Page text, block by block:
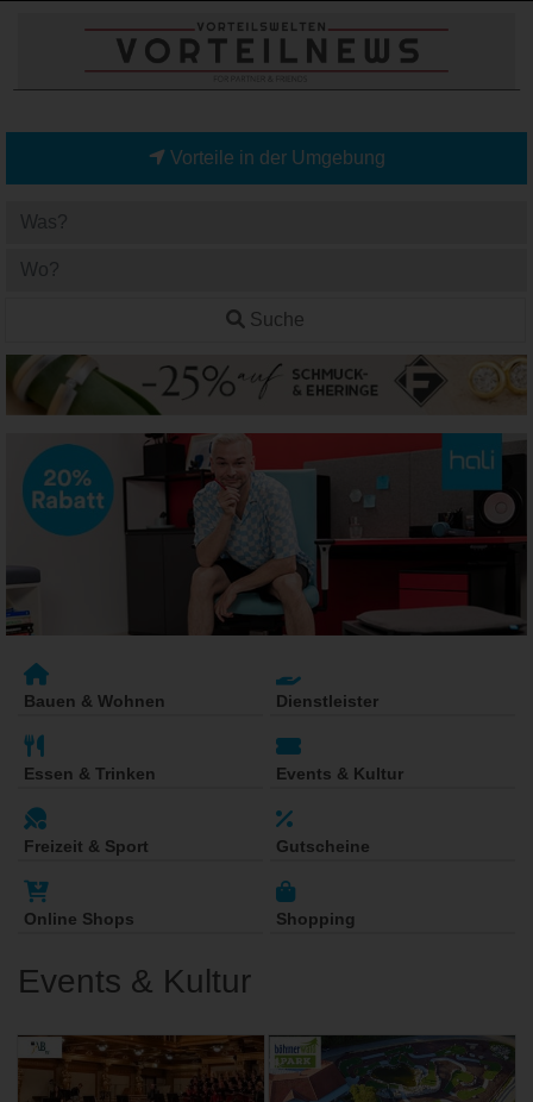
Vorteile in der Umgebung
Suche
Bauen & Wohnen Dienstleister
Essen & Trinken Events & Kultur
Freizeit & Sport Gutscheine
Online Shops Shopping
Events & Kultur